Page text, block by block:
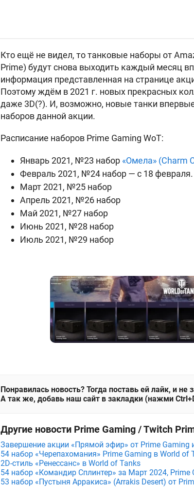
Кто ещё не видел, то танковые наборы от
Prime) будут снова выходить каждый месяц
информация представленная на странице
Поэтому ждём в 2021 г. новых прекрасных
даже 3D(?). И, возможно, новые танки
наборов данной акции.
Расписание наборов Prime Gaming WoT:
Январь 2021, №23 набор «Омела» (Charm
Февраль 2021, №24 набор — с 18 февраля.
Март 2021, №25 набор
Апрель 2021, №26 набор
Май 2021, №27 набор
Июнь 2021, №28 набор
Июль 2021, №29 набор
Понравилась новость? Тогда поставь ей лайк, и
А так же, добавь наш сайт в закладки (нажми
Другие новости Prime Gaming / Twitch
Завершение акции «Прямой эфир» от Prime Gaming
54 набор «Черепахомания» Prime Gaming в World of
2D-стиль «Ренессанс» в World of Tanks
54 набор «Командир Сплинтер» за Март 2024, Prime
53 набор «Пустыня Арракиса» (Arrakis Desert) от